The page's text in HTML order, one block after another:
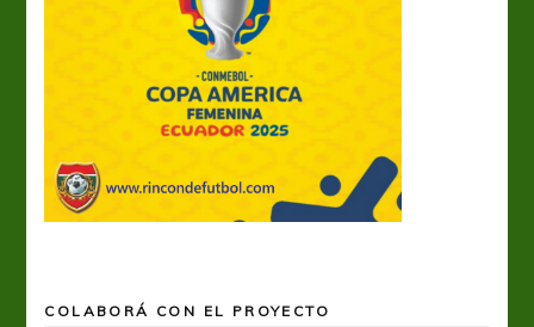
COLABORÁ CON EL PROYECTO